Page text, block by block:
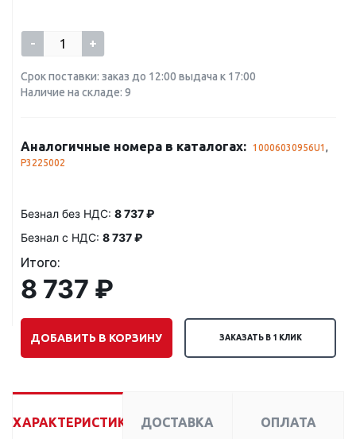
- +
Срок поставки: заказ до 12:00 выдача к 17:00
Наличие на складе: 9
Аналогичные номера в каталогах: 10006030956U1 ,
P3225002
Безнал без НДС: 8 737 ₽
Безнал с НДС: 8 737 ₽
Итого:
8 737 ₽
ДОБАВИТЬ В КОРЗИНУ ЗАКАЗАТЬ В 1 КЛИК
ХАРАКТЕРИСТИКИ ДОСТАВКА ОПЛАТА